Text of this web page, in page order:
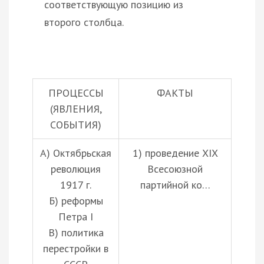
соответствующую позицию из
второго столбца.
ПРОЦЕССЫ
(ЯВЛЕНИЯ,
СОБЫТИЯ)
ФАКТЫ
А) Октябрьская
революция
1917 г.
Б) реформы
Петра I
В) политика
перестройки в
1) проведение XIX
Всесоюзной
партийной ко…